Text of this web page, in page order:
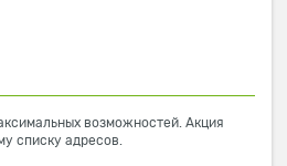
возможностей. Акция
списку адресов.